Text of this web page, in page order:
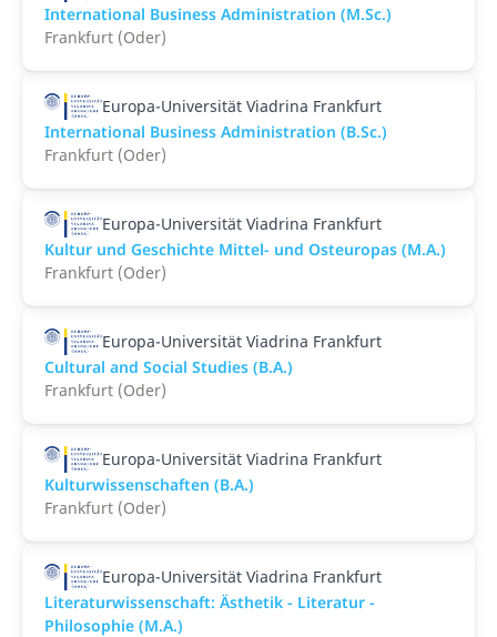
International Business Administration (M.Sc.)
Frankfurt (Oder)
Europa-Universität Viadrina Frankfurt
International Business Administration (B.Sc.)
Frankfurt (Oder)
Europa-Universität Viadrina Frankfurt
Kultur und Geschichte Mittel- und Osteuropas (M.A.)
Frankfurt (Oder)
Europa-Universität Viadrina Frankfurt
Cultural and Social Studies (B.A.)
Frankfurt (Oder)
Europa-Universität Viadrina Frankfurt
Kulturwissenschaften (B.A.)
Frankfurt (Oder)
Europa-Universität Viadrina Frankfurt
Literaturwissenschaft: Ästhetik - Literatur -
Philosophie (M.A.)